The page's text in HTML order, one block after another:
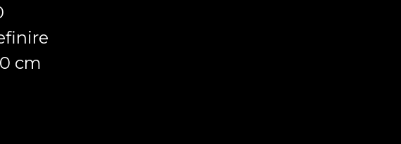
, relazionandoli agli spazi ed alla
Come diretta conseguenza
cm